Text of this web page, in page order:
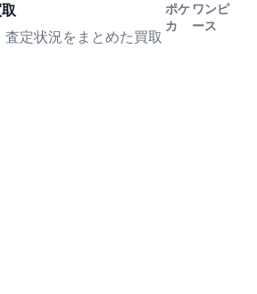
定状況をまとめた買取
ポケ
カ
ワンピ
ース